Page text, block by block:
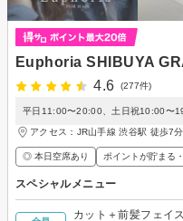
Euphoria SHIBUYA
4.6
(277件)
平日11:00〜20:00、土日祝10:00〜
アクセス：JR山手線 渋谷駅 徒歩7分
◎ 本日空席あり ポイントが貯まる
スペシャルメニュー
カット＋前髪フェイ